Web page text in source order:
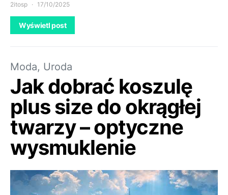
2itosp 17/10/2025
Wyświetl post
Moda, Uroda
Jak dobrać koszulę
plus size do okrągłej
twarzy – optyczne
wysmuklenie